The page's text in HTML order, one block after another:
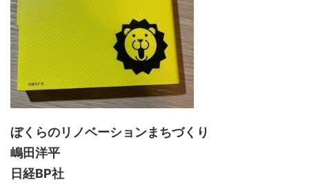
ぼくらのリノベーションまちづくり
嶋田洋平
日経BP社